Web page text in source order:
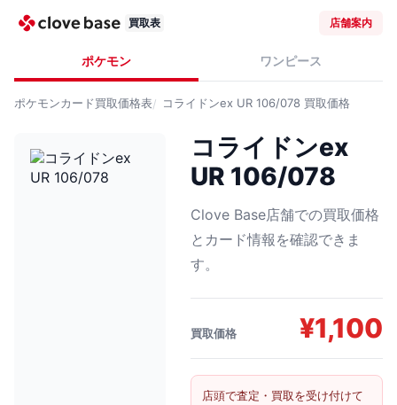
買取表 店舗案内
ポケモン ワンピース
ポケモンカード買取価格表 コライドンex UR 106/078 買取価格
コライドンex
UR 106/078
Clove Base店舗での買取価格
とカード情報を確認できま
す。
買取価格 ¥1,100
店頭で査定・買取を受け付けて